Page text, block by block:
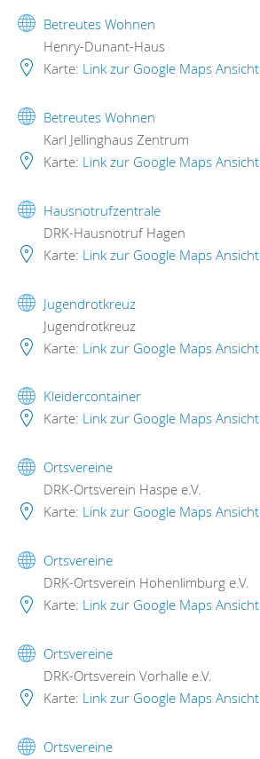
Betreutes Wohnen
Henry-Dunant-Haus
Karte: Link zur Google Maps Ansicht
Betreutes Wohnen
Karl Jellinghaus Zentrum
Karte: Link zur Google Maps Ansicht
Hausnotrufzentrale
DRK-Hausnotruf Hagen
Karte: Link zur Google Maps Ansicht
Jugendrotkreuz
Jugendrotkreuz
Karte: Link zur Google Maps Ansicht
Kleidercontainer
Karte: Link zur Google Maps Ansicht
Ortsvereine
DRK-Ortsverein Haspe e.V.
Karte: Link zur Google Maps Ansicht
Ortsvereine
DRK-Ortsverein Hohenlimburg e.V.
Karte: Link zur Google Maps Ansicht
Ortsvereine
DRK-Ortsverein Vorhalle e.V.
Karte: Link zur Google Maps Ansicht
Ortsvereine